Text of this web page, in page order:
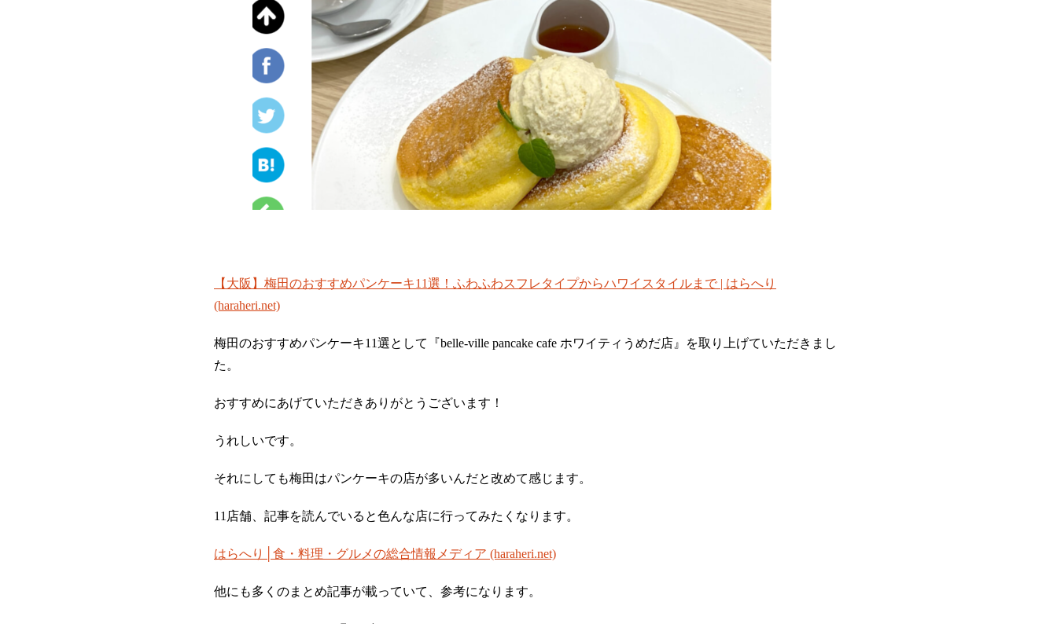
【大阪】梅田のおすすめパンケーキ11選！ふわふわスフレタイプからハワイスタイルまで | はらへり
(haraheri.net)
梅田のおすすめパンケーキ11選として『belle-ville pancake cafe ホワイティうめだ店』を取り上げていただきまし
た。
おすすめにあげていただきありがとうございます！
うれしいです。
それにしても梅田はパンケーキの店が多いんだと改めて感じます。
11店舗、記事を読んでいると色んな店に行ってみたくなります。
はらへり│食・料理・グルメの総合情報メディア (haraheri.net)
他にも多くのまとめ記事が載っていて、参考になります。